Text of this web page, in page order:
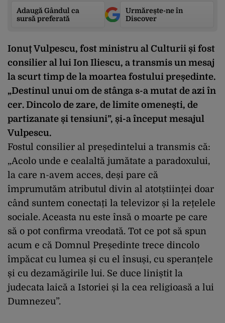
Adaugă Gândul ca
sursă preferată
Urmărește-ne în
Discover
Ionuț Vulpescu, fost ministru al Culturii și fost
consilier al lui Ion Iliescu, a transmis un mesaj
la scurt timp de la moartea fostului președinte.
„Destinul unui om de stânga s-a mutat de azi în
cer. Dincolo de zare, de limite omenești, de
partizanate și tensiuni”, și-a început mesajul
Vulpescu.
Fostul consilier al președintelui a transmis că:
„Acolo unde e cealaltă jumătate a paradoxului,
la care n-avem acces, deși pare că
împrumutăm atributul divin al atotștiinței doar
când suntem conectați la televizor și la rețelele
sociale. Aceasta nu este însă o moarte pe care
să o pot confirma vreodată. Tot ce pot să spun
acum e că Domnul Președinte trece dincolo
împăcat cu lumea și cu el însuși, cu speranțele
și cu dezamăgirile lui. Se duce liniștit la
judecata laică a Istoriei și la cea religioasă a lui
Dumnezeu”.